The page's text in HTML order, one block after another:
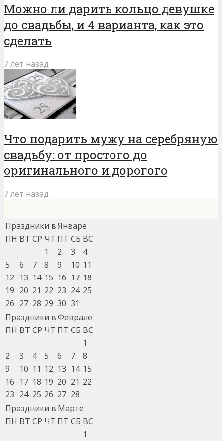
Можно ли дарить кольцо девушке
до свадьбы, и 4 варианта, как это
сделать
7 лет назад
Что подарить мужу на серебряную
свадьбу: от простого до
оригинального и дорогого
7 лет назад
Праздники в Январе
ПН ВТ СР ЧТ ПТ СБ ВС
1
2 3
4
5
6 7 8 9 10 11
12 13 14 15 16 17 18
19 20 21 22 23 24 25
26 27 28 29 30 31
Праздники в Феврале
ПН ВТ СР ЧТ ПТ СБ ВС
1
2
3 4 5 6 7
8
9
10 11 12 13 14 15
16 17 18 19 20 21 22
23 24 25 26 27 28
Праздники в Марте
ПН ВТ СР ЧТ ПТ СБ ВС
1